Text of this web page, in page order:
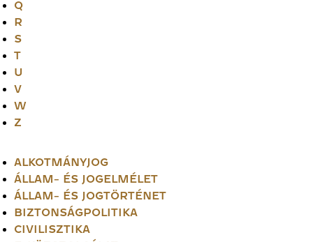
Q
R
S
T
U
V
W
Z
ALKOTMÁNYJOG
ÁLLAM- ÉS JOGELMÉLET
ÁLLAM- ÉS JOGTÖRTÉNET
BIZTONSÁGPOLITIKA
CIVILISZTIKA